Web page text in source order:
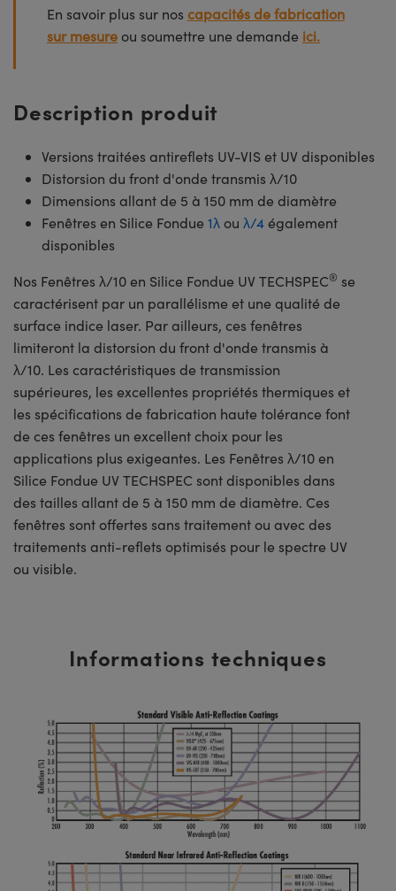
En savoir plus sur nos capacités de fabrication
sur mesure ou soumettre une demande ici.
Description produit
Versions traitées antireflets UV-VIS et UV disponibles
Distorsion du front d'onde transmis λ/10
Dimensions allant de 5 à 150 mm de diamètre
Fenêtres en Silice Fondue1λ ou λ/4également
disponibles
Nos Fenêtres λ/10 en Silice Fondue UV TECHSPEC® se
caractérisent par un parallélisme et une qualité de
surface indice laser. Par ailleurs, ces fenêtres
limiteront la distorsion du front d'onde transmis à
λ/10. Les caractéristiques de transmission
supérieures, les excellentes propriétés thermiques et
les spécifications de fabrication haute tolérance font
de ces fenêtres un excellent choix pour les
applications plus exigeantes. Les Fenêtres λ/10 en
Silice Fondue UV TECHSPEC sont disponibles dans
des tailles allant de 5 à 150 mm de diamètre. Ces
fenêtres sont offertes sans traitement ou avec des
traitements anti-reflets optimisés pour le spectre UV
ou visible.
Informations techniques